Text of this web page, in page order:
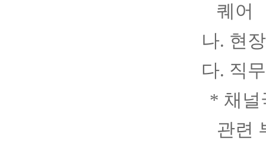
퀘어
나. 현
다. 직
* 채널
관련